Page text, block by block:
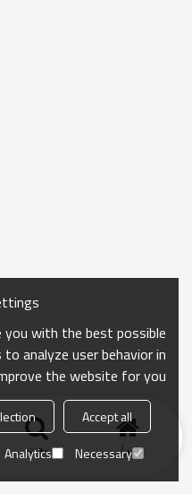
منزل بحث
you with the best possible
analyze user behavior in
the website for you.
Accept all
Necessary
Analytics